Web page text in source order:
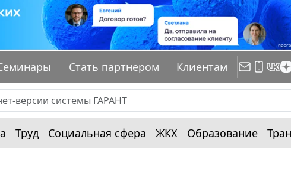
Стать партнером Клиентам
Труд Социальная сфера ЖКХ Образование